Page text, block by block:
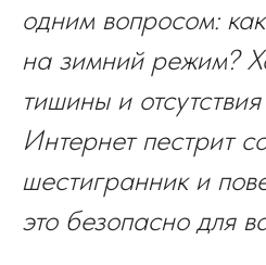
одним вопросом:
на зимний режим?
тишины и отсутствия
Интернет пестрит
шестигранник и
это безопасно для